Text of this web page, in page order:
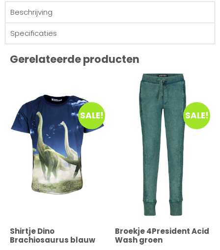
Beschrijving
Specificaties
Gerelateerde producten
SALE!
Shirtje Dino
Brachiosaurus blauw
SALE!
Broekje 4President Acid
Wash groen